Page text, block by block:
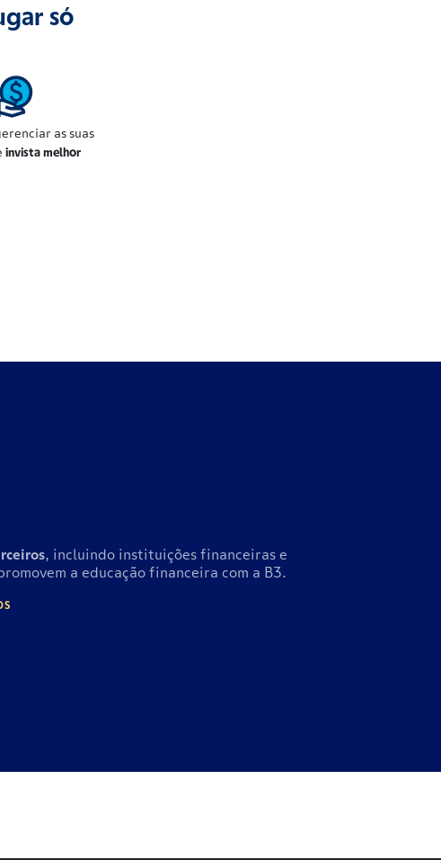
só
as suas
invista melhor
, incluindo instituições financeiras e
a educação financeira com a B3.